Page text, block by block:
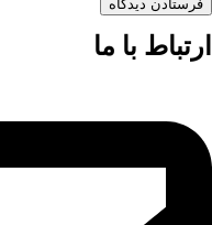
فرستادن دیدگاه
ارتباط با ما